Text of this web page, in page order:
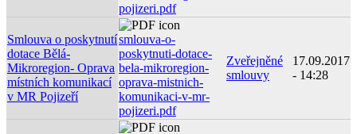
pojizeri.pdf
Smlouva o poskytnutí
dotace Bělá-
Mikroregion- Oprava
místních komunikací
v MR Pojizeří
smlouva-o-
poskytnuti-dotace-
bela-mikroregion-
oprava-mistnich-
komunikaci-v-mr-
pojizeri.pdf
Zveřejněné
smlouvy
17.09.2017
- 14:28